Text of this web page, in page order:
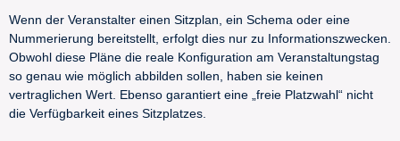
Wenn der Veranstalter einen Sitzplan, ein Schema oder eine
Nummerierung bereitstellt, erfolgt dies nur zu Informationszwecken.
Obwohl diese Pläne die reale Konfiguration am Veranstaltungstag
so genau wie möglich abbilden sollen, haben sie keinen
vertraglichen Wert. Ebenso garantiert eine „freie Platzwahl“ nicht
die Verfügbarkeit eines Sitzplatzes.